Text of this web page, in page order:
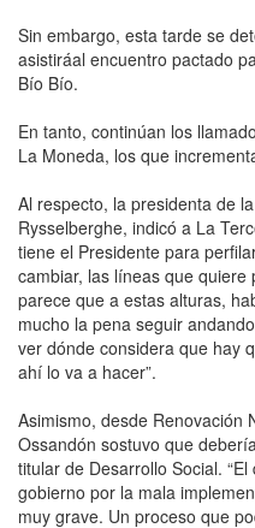
Sin embargo, esta tarde se
asistiráal encuentro pactado
Bío Bío.
En tanto, continúan los
La Moneda, los que
Al respecto, la presidenta de
Rysselberghe, indicó a La
tiene el Presidente para
cambiar, las líneas que
parece que a estas alturas,
mucho la pena seguir
ver dónde considera que hay
ahí lo va a hacer”.
Asimismo, desde Renovación
Ossandón sostuvo que
titular de Desarrollo Social.
gobierno por la mala
muy grave. Un proceso que